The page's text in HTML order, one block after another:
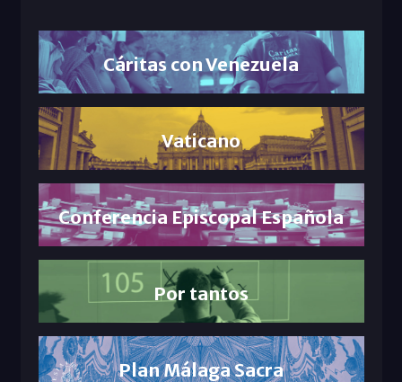
Cáritas con Venezuela
Vaticano
Conferencia Episcopal Española
Por tantos
Plan Málaga Sacra